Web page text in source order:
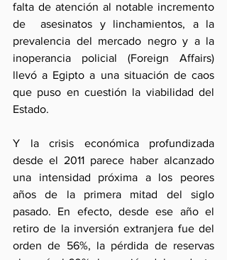
falta de atención al notable incremento
de  asesinatos y linchamientos, a la
prevalencia del mercado negro y a la
inoperancia policial (Foreign Affairs)
llevó a Egipto a una situación de caos
que puso en cuestión la viabilidad del
Estado.
Y la crisis económica profundizada
desde el 2011 parece haber alcanzado
una intensidad próxima a los peores
años de la primera mitad del siglo
pasado. En efecto, desde ese año el
retiro de la inversión extranjera fue del
orden de 56%, la pérdida de reservas